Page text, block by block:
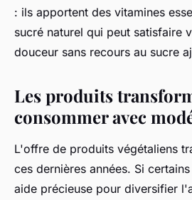
: ils apportent des vitamines
sucré naturel qui peut satisfaire
douceur sans recours au sucre
Les produits
consommer avec
L'offre de produits végétaliens
ces dernières années. Si
aide précieuse pour diversifier